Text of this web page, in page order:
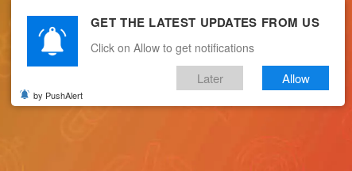
主頁 關於我們
GET THE LATEST UPDATES FROM US
Click on Allow to get notifications
Later Allow
by PushAlert